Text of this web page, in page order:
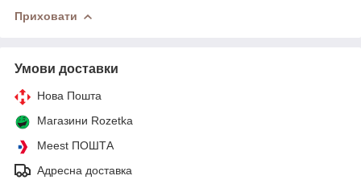
Приховати
Умови доставки
Нова Пошта
Магазини Rozetka
Meest ПОШТА
Адресна доставка